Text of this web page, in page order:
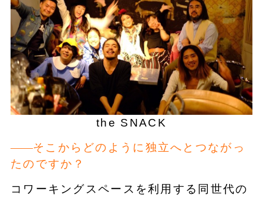
the SNACK
そこからどのように独立へとつながっ
たのですか？
コワーキングスペースを利用する同世代の